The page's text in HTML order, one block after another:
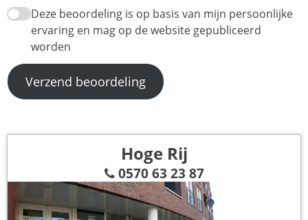
Deze beoordeling is op basis van mijn persoonlijke
ervaring en mag op de website gepubliceerd
worden
Verzend beoordeling
Hoge Rij
0570 63 23 87